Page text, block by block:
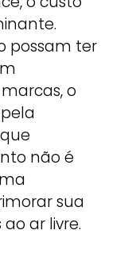
possam ter
o
não é
sua
ar livre.